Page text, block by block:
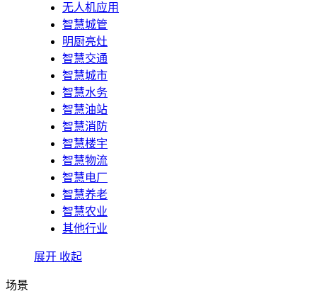
无人机应用
智慧城管
明厨亮灶
智慧交通
智慧城市
智慧水务
智慧油站
智慧消防
智慧楼宇
智慧物流
智慧电厂
智慧养老
智慧农业
其他行业
展开 收起
场景